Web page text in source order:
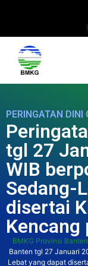
PERINGATAN DINI
tgl 27
WIB
Sedang-
disertai
Kencang
BMKG Provinsi Banten
Banten tgl 27 Januari
Lebat yang dapat